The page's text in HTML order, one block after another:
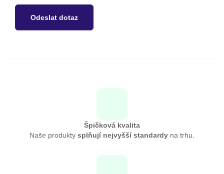
Odeslat dotaz
Špičková kvalita
Naše produkty splňují nejvyšší standardy na trhu.